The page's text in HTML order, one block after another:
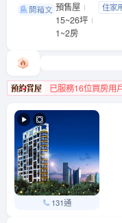
潮中山 中山區 錦州街10
預售屋
15~26坪
1~2房
住家
已服務16位買房用
131通